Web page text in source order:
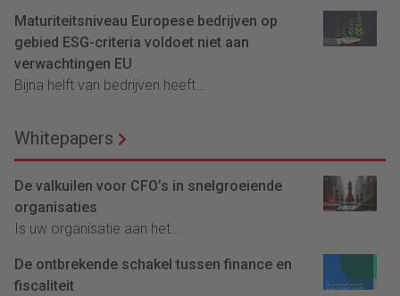
Maturiteitsniveau Europese bedrijven op
gebied ESG-criteria voldoet niet aan
verwachtingen EU
Bijna helft van bedrijven heeft...
Whitepapers
De valkuilen voor CFO’s in snelgroeiende
organisaties
Is uw organisatie aan het...
De ontbrekende schakel tussen finance en
fiscaliteit